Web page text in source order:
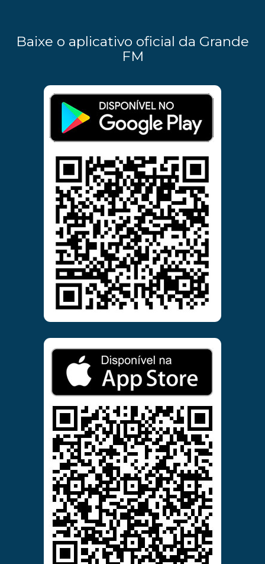
Baixe o aplicativo oficial da Grande
FM